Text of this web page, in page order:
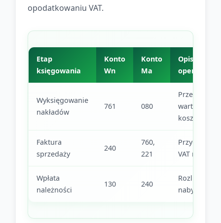
opodatkowaniu VAT.
Etap
księgowania
Konto
Wn
Konto
Ma
Opis
operacji
Wyksięgowanie
nakładów
761 080
wartości do
kosztów
Faktura
sprzedaży
240
760,
221
Przychód i
VAT należny
Wpłata
należności
130 240
Rozliczenie z
nabywcą